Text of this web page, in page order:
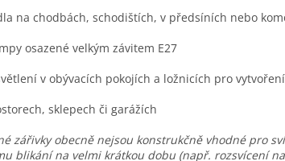
na chodbách, schodištích, v předsíních nebo
osazené velkým závitem E27
v obývacích pokojích a ložnicích pro
sklepech či garážích
zářivky obecně nejsou konstrukčně vhodné pro
blikání na velmi krátkou dobu (např. rozsvícení